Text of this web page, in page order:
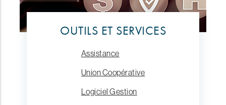
OUTILS ET SERVICES
Assistance
Union Coopérative
Logiciel Gestion